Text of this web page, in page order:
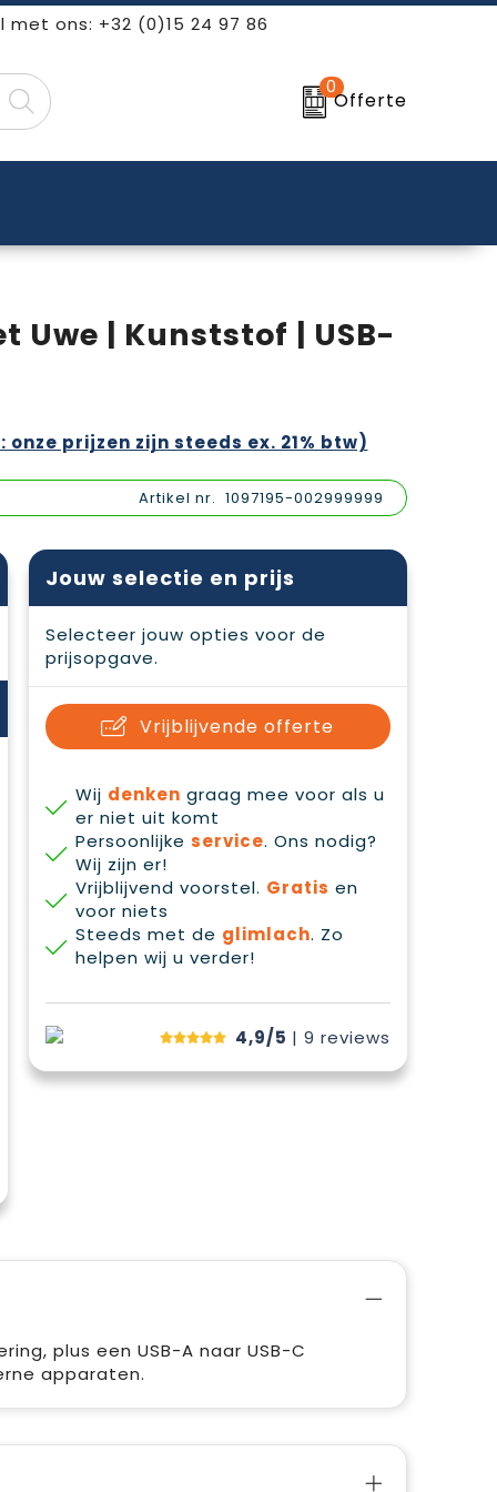
met ons: +32 (0)15 24 97 86
0
Offerte
Uwe | Kunststof | USB-
prijzen zijn steeds ex. 21% btw)
Artikel nr. 1097195-002999999
Jouw selectie en prijs
Selecteer jouw opties voor de
prijsopgave.
Vrijblijvende offerte
Wij denken graag mee voor als u
er niet uit komt
Persoonlijke service. Ons nodig?
Wij zijn er!
Vrijblijvend voorstel. Gratis en
voor niets
Steeds met de glimlach. Zo
helpen wij u verder!
4,9/5 | 9 reviews
plus een USB-A naar USB-C
apparaten.